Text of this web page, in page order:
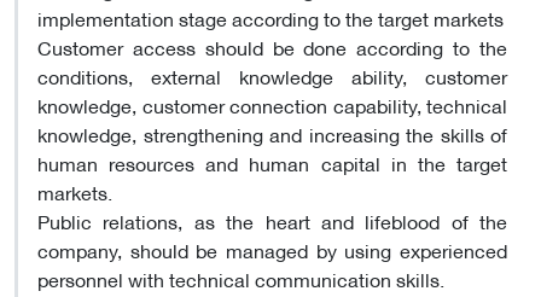
implementation stage according to the target markets
Customer access should be done according to the
conditions, external knowledge ability, customer
knowledge, customer connection capability, technical
knowledge, strengthening and increasing the skills of
human resources and human capital in the target
markets.
Public relations, as the heart and lifeblood of the
company, should be managed by using experienced
personnel with technical communication skills.